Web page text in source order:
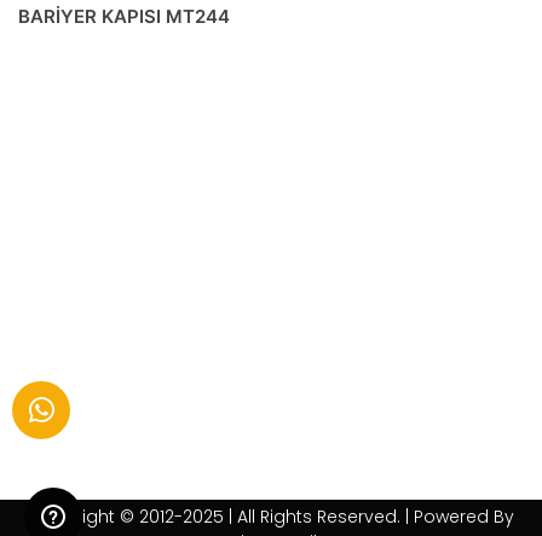
BARİYER KAPISI MT244
Copyright © 2012-2025 | All Rights Reserved. | Powered By